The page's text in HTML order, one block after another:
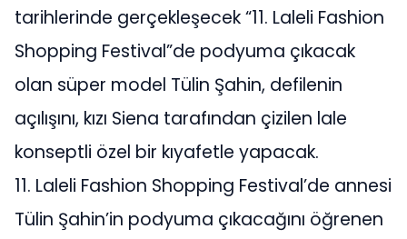
tarihlerinde gerçekleşecek “11. Laleli Fashion
Shopping Festival”de podyuma çıkacak
olan süper model Tülin Şahin, defilenin
açılışını, kızı Siena tarafından çizilen lale
konseptli özel bir kıyafetle yapacak.
11.⁠ ⁠Laleli Fashion Shopping Festival’de annesi
Tülin Şahin’in podyuma çıkacağını öğrenen